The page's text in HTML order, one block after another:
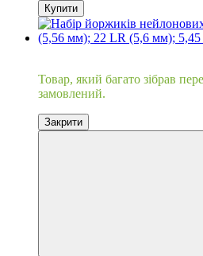
Купити
Товар, який багато зібрав
замовлений.
Закрити